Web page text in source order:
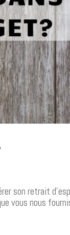
son retrait
vous nous